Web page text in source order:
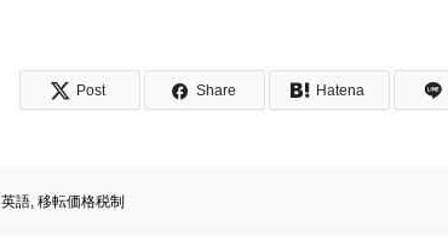
Post Share Hatena
英語, 移転価格税制